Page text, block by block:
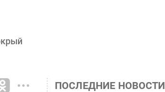
ПОСЛЕДНИЕ НОВОСТИ